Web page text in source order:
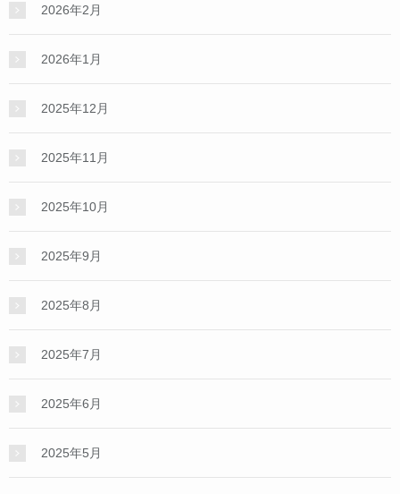
2026年2月
2026年1月
2025年12月
2025年11月
2025年10月
2025年9月
2025年8月
2025年7月
2025年6月
2025年5月